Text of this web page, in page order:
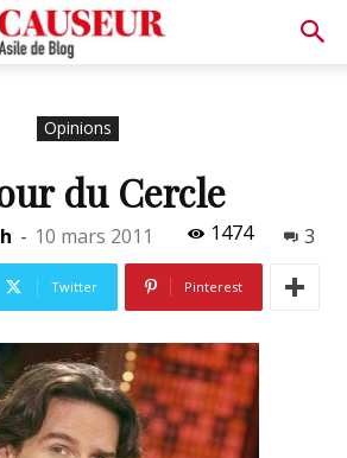
Opinions
du Cercle
- 10 mars 2011 1474 3
Twitter Pinterest